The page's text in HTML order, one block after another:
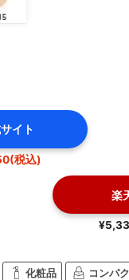
イト
税込)
楽
化粧品 コンパ